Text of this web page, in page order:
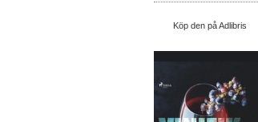
Köp den på Adlibris